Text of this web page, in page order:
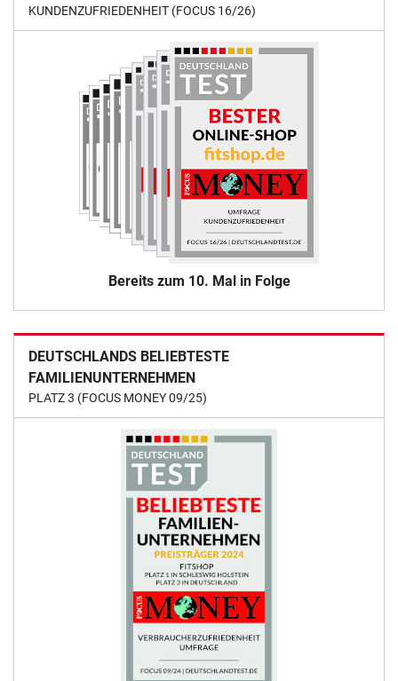
KUNDENZUFRIEDENHEIT (FOCUS 16/26)
Bereits zum 10. Mal in Folge
DEUTSCHLANDS BELIEBTESTE
FAMILIENUNTERNEHMEN
PLATZ 3 (FOCUS MONEY 09/25)